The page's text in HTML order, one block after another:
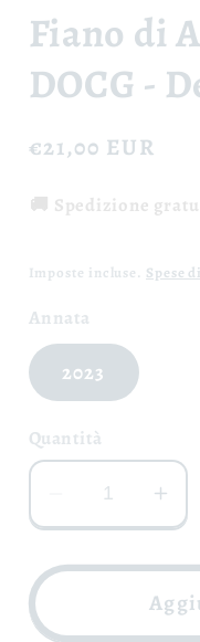
in
finestra
Fiano di
DOCG -
Prezzo
listino
€21,00 EUR
🚚 Spedizione
Imposte incluse. Spese
Annata
2023
Quantità
Diminuisci
quantità
per
di
per